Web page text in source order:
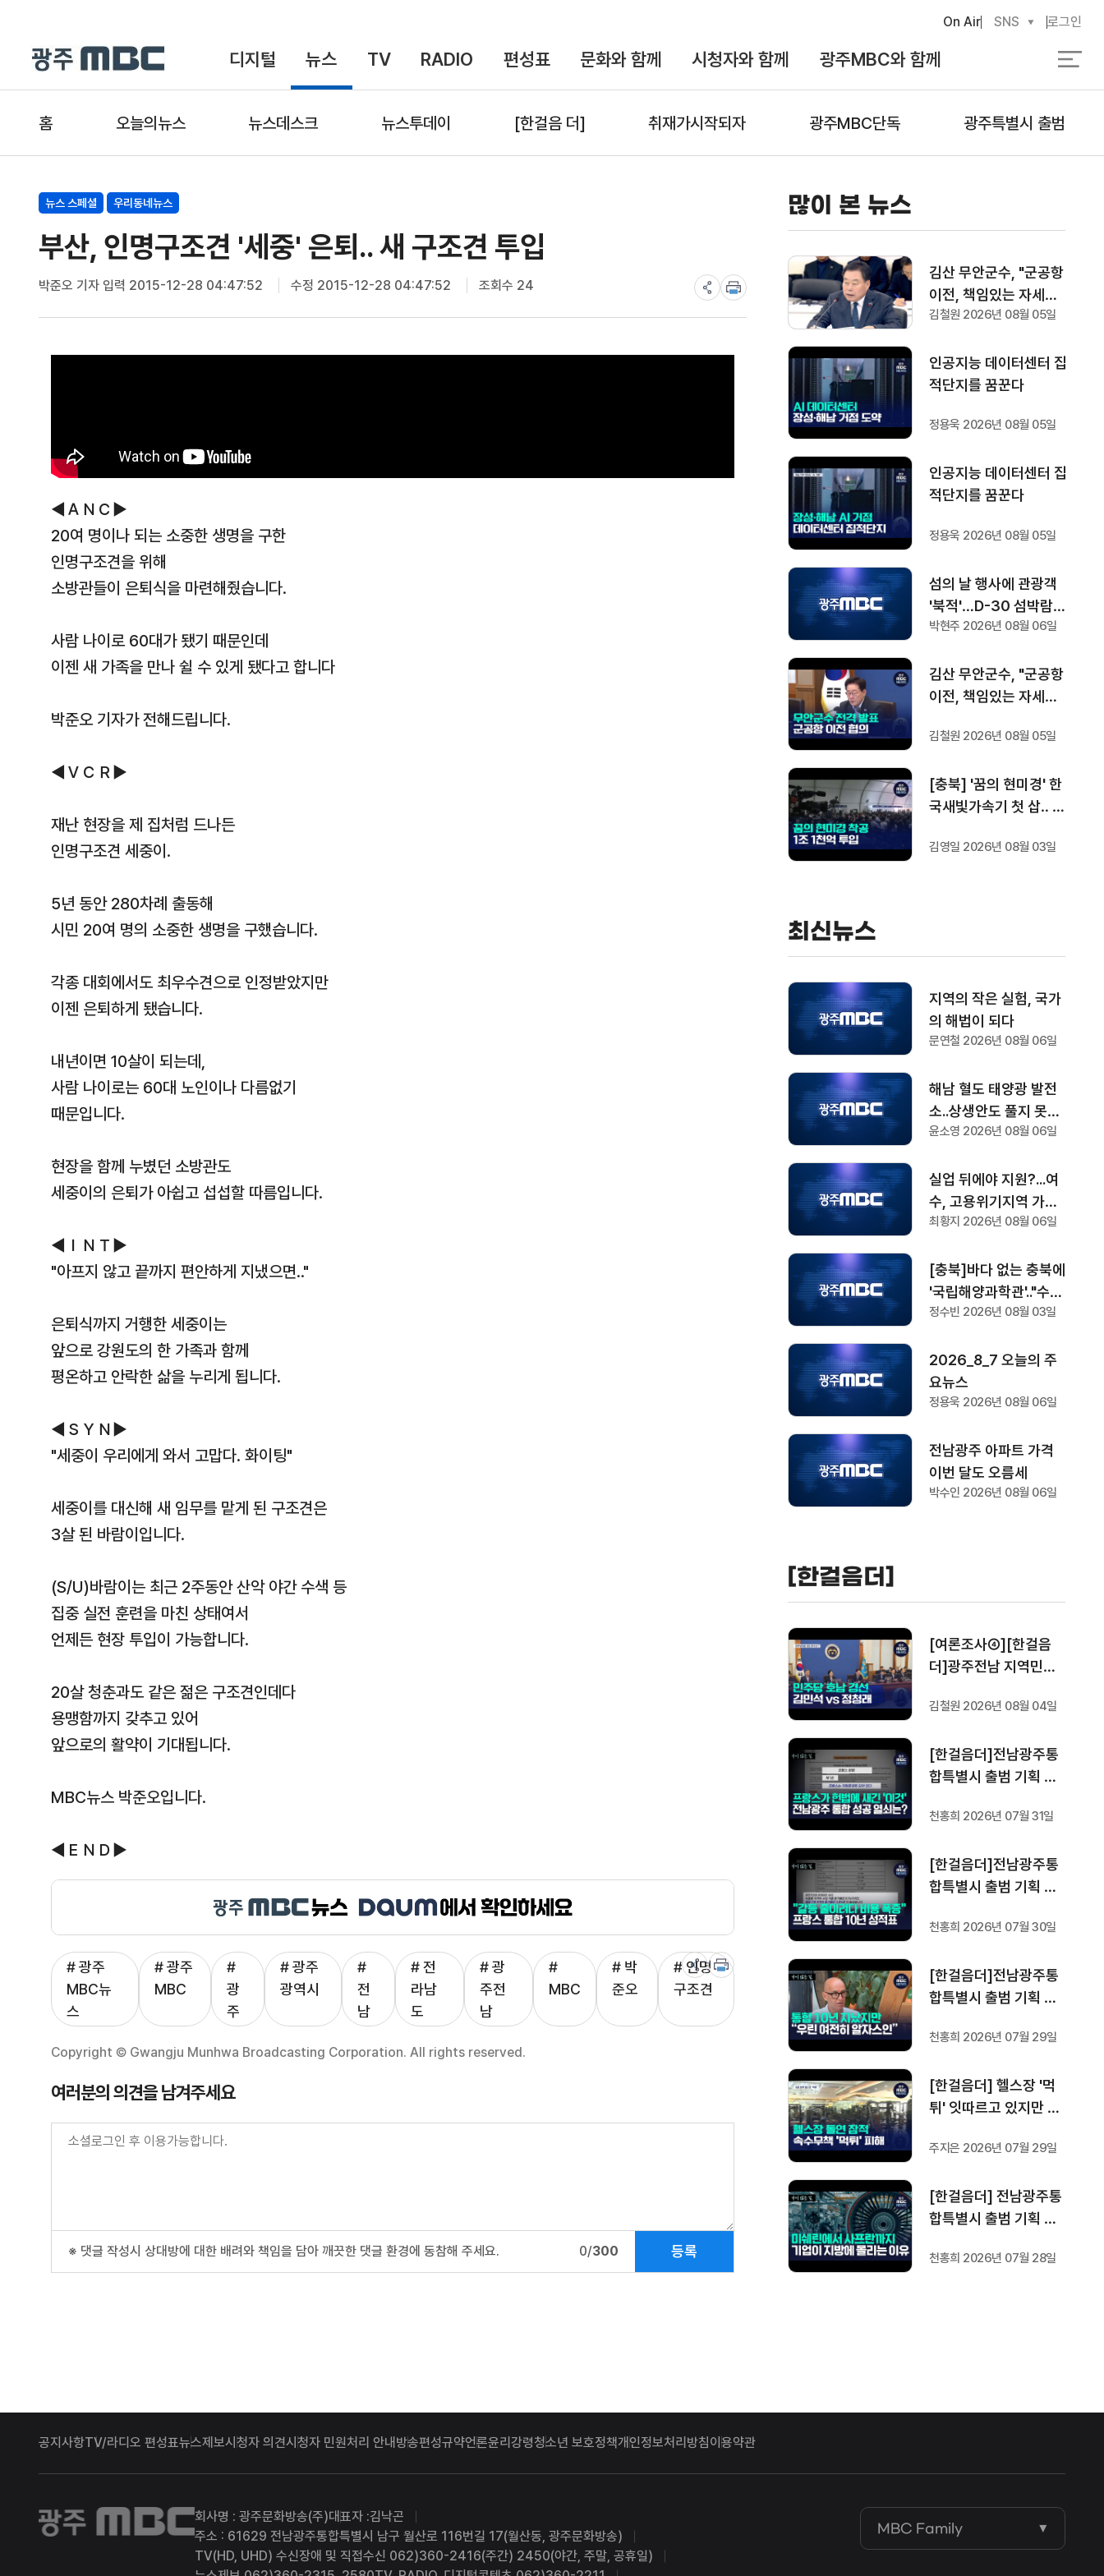
디지털 뉴스 TV RADIO 편성표 문화와 함께 시청자와 함께 광주MBC와 함께
On Air SNS 로그인
홈 오늘의뉴스 뉴스데스크 뉴스투데이 [한걸음 더] 취재가시작되자 광주MBC단독 광주특별시 출범
뉴스 스페셜 우리동네뉴스
부산, 인명구조견 '세중' 은퇴.. 새 구조견 투입
박준오 기자입력 2015-12-28 04:47:52 수정 2015-12-28 04:47:52 조회수 24
◀ＡＮＣ▶
20여 명이나 되는 소중한 생명을 구한
인명구조견을 위해
소방관들이 은퇴식을 마련해줬습니다.
사람 나이로 60대가 됐기 때문인데
이젠 새 가족을 만나 쉴 수 있게 됐다고 합니다
박준오 기자가 전해드립니다.
◀ＶＣＲ▶
재난 현장을 제 집처럼 드나든
인명구조견 세중이.
5년 동안 280차례 출동해
시민 20여 명의 소중한 생명을 구했습니다.
각종 대회에서도 최우수견으로 인정받았지만
이젠 은퇴하게 됐습니다.
내년이면 10살이 되는데,
사람 나이로는 60대 노인이나 다름없기
때문입니다.
현장을 함께 누볐던 소방관도
세중이의 은퇴가 아쉽고 섭섭할 따름입니다.
◀ＩＮＴ▶
"아프지 않고 끝까지 편안하게 지냈으면.."
은퇴식까지 거행한 세중이는
앞으로 강원도의 한 가족과 함께
평온하고 안락한 삶을 누리게 됩니다.
◀ＳＹＮ▶
"세중이 우리에게 와서 고맙다. 화이팅"
세중이를 대신해 새 임무를 맡게 된 구조견은
3살 된 바람이입니다.
(S/U)바람이는 최근 2주동안 산악 야간 수색 등
집중 실전 훈련을 마친 상태여서
언제든 현장 투입이 가능합니다.
20살 청춘과도 같은 젊은 구조견인데다
용맹함까지 갖추고 있어
앞으로의 활약이 기대됩니다.
MBC뉴스 박준오입니다.
◀ＥＮＤ▶
# 광주
MBC뉴
스
# 광주
MBC
#
광
주
# 광주
광역시
#
전
남
# 전
라남
도
# 광
주전
남
#
MBC
# 박
준오
# 인명
구조견
Copyright © Gwangju Munhwa Broadcasting Corporation. All rights reserved.
여러분의 의견을 남겨주세요
※ 댓글 작성시 상대방에 대한 배려와 책임을 담아 깨끗한 댓글 환경에 동참해 주세요. 0/300 등록
많이 본 뉴스
김산 무안군수, "군공항
이전, 책임있는 자세로
협의하겠다"
김철원 2026년 08월 05일
인공지능 데이터센터 집
적단지를 꿈꾼다
정용욱 2026년 08월 05일
인공지능 데이터센터 집
적단지를 꿈꾼다
정용욱 2026년 08월 05일
섬의 날 행사에 관광객
'북적'…D-30 섬박람회
기대감도
박현주 2026년 08월 06일
김산 무안군수, "군공항
이전, 책임있는 자세로
김철원 2026년 08월 05일
[충북] '꿈의 현미경' 한
국새빛가속기 첫 삽‥ 1
완공
김영일 2026년 08월 03일
최신뉴스
지역의 작은 실험, 국가
의 해법이 되다
문연철 2026년 08월 06일
해남 혈도 태양광 발전
소..상생안도 풀지 못한
과제
윤소영 2026년 08월 06일
실업 뒤에야 지원?...여
수, 고용위기지역 가능
할까?
최황지 2026년 08월 06일
[충북]바다 없는 충북에
'국립해양과학관'.."수족
관 대신 디지털 아쿠아
정수빈 2026년 08월 03일
2026_8_7 오늘의 주
요뉴스
정용욱 2026년 08월 06일
전남광주 아파트 가격
이번 달도 오름세
박수인 2026년 08월 06일
[한걸음더]
[여론조사④][한걸음
더]광주전남 지역민들
할까.. 변수는?
김철원 2026년 08월 04일
[한걸음더]전남광주통
합특별시 출범 기획 보
프랑스 헌법에 새긴 '지
성공 조건은?
천홍희 2026년 07월 31일
[한걸음더]전남광주통
합특별시 출범 기획 보
프랑스 지역 통합 10년
천홍희 2026년 07월 30일
[한걸음더]전남광주통
합특별시 출범 기획 보
프랑스 통합 10년 지났
자스인"
천홍희 2026년 07월 29일
[한걸음더] 헬스장 '먹
튀' 잇따르고 있지만 …
주지은 2026년 07월 29일
[한걸음더] 전남광주통
합특별시 출범 기획 보
지방이 주도한 투자..'유
천홍희 2026년 07월 28일
공지사항TV/라디오 편성표뉴스제보시청자 의견시청자 민원처리 안내 방송편성규약언론윤리강령청소년 보호정책개인정보처리방침이용약관
광주MBC 회사명 : 광주문화방송(주)대표자 :김낙곤
주소 : 61629 전남광주통합특별시 남구 월산로 116번길 17(월산동, 광주문화방송)
TV(HD, UHD) 수신장애 및 직접수신 062)360-2416(주간) 2450(야간, 주말, 공휴일)
MBC Family